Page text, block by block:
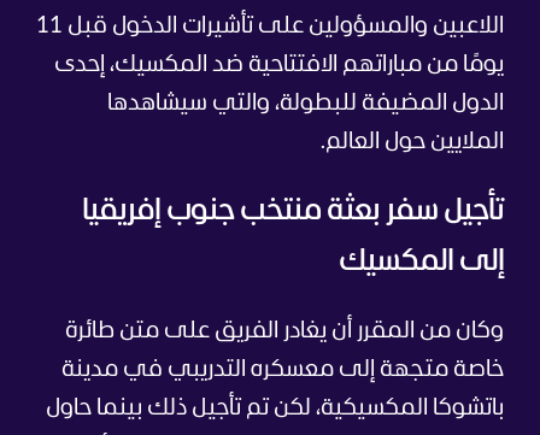
اللاعبين والمسؤولين على تأشيرات الدخول قبل 11
يومًا من مباراتهم الافتتاحية ضد المكسيك، إحدى
الدول المضيفة للبطولة، والتي سيشاهدها
الملايين حول العالم.
تأجيل سفر بعثة منتخب جنوب إفريقيا
إلى المكسيك
وكان من المقرر أن يغادر الفريق على متن طائرة
خاصة متجهة إلى معسكره التدريبي في مدينة
باتشوكا المكسيكية، لكن تم تأجيل ذلك بينما حاول